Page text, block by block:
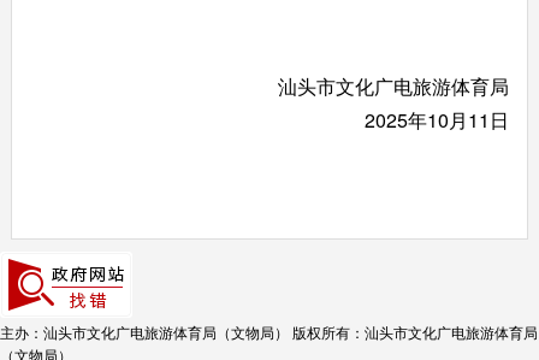
汕头市文化广电旅游体育局
2025年10月11日
主办：汕头市文化广电旅游体育局（文物局）
版权所有：汕头市文化广电旅游体育局
（文物局）